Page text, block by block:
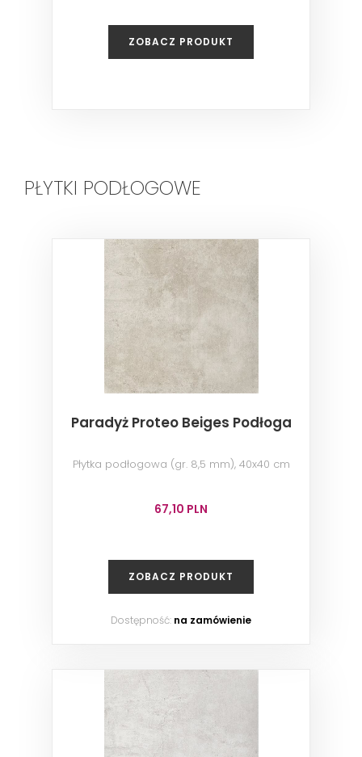
ZOBACZ PRODUKT
PŁYTKI PODŁOGOWE
Paradyż Proteo Beiges Podłoga
Płytka podłogowa (gr. 8,5 mm), 40x40 cm
67,10 PLN
ZOBACZ PRODUKT
Dostępność: na zamówienie